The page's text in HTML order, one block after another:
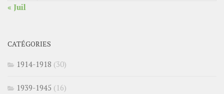
« Juil
CATÉGORIES
1914-1918 (30)
1939-1945 (16)